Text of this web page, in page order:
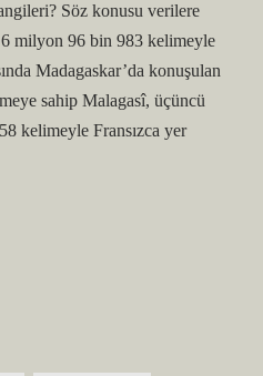
Söz konusu verilere
milyon 96 bin 983 kelimeyle
Madagaskar’da konuşulan
sahip Malagasî, üçüncü
kelimeyle Fransızca yer